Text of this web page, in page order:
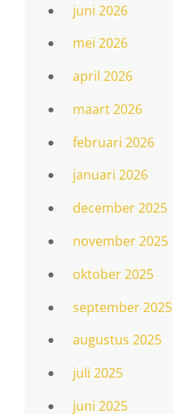
juni 2026
mei 2026
april 2026
maart 2026
februari 2026
januari 2026
december 2025
november 2025
oktober 2025
september 2025
augustus 2025
juli 2025
juni 2025